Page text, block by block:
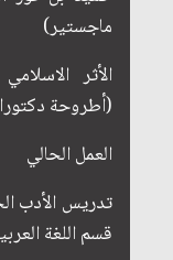
ماجستير)
الأثر
(أطروحة
العمل الحالي
تدريس الأدب
قسم اللغة